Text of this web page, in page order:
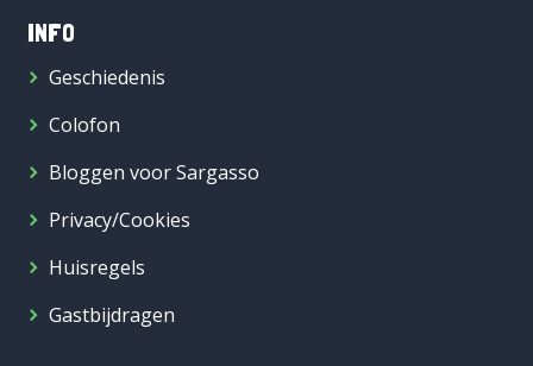
INFO
Geschiedenis
Colofon
Bloggen voor Sargasso
Privacy/Cookies
Huisregels
Gastbijdragen